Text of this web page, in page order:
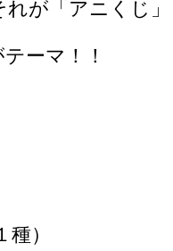
が「アニくじ」
ーマ！！
）